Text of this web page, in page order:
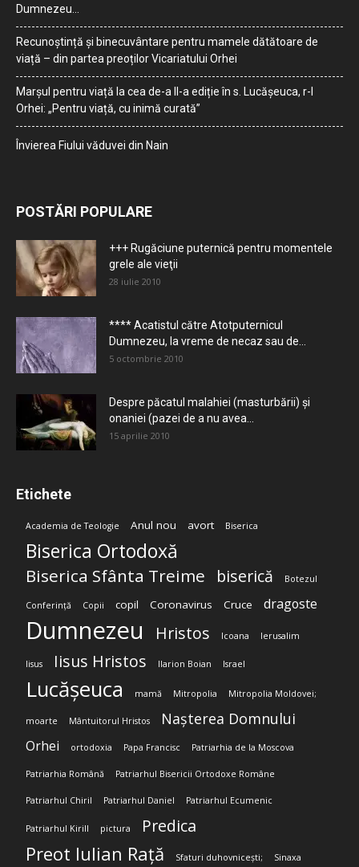
Dumnezeu…
Recunoștință și binecuvântare pentru mamele dătătoare de
viață – din partea preoților Vicariatului Orhei
Marșul pentru viață la cea de-a II-a ediție în s. Lucășeuca, r-l
Orhei: „Pentru viață, cu inimă curată”
Învierea Fiului văduvei din Nain
POSTĂRI POPULARE
+++ Rugăciune puternică pentru momentele
grele ale vieţii
28 iulie 2010
**** Acatistul către Atotputernicul
Dumnezeu, la vreme de necaz sau de...
5 octombrie 2010
Despre păcatul malahiei (masturbării) şi
onaniei (pazei de a nu avea...
15 aprilie 2010
Etichete
Academia de Teologie Anul nou avort Biserica
Biserica Ortodoxă
Biserica Sfânta Treime biserică Botezul
Conferință Copii copil Coronavirus Cruce dragoste
Dumnezeu Hristos Icoana Ierusalim
Iisus Iisus Hristos Ilarion Boian Israel
Lucășeuca mamă Mitropolia Mitropolia Moldovei;
moarte Mântuitorul Hristos Nașterea Domnului
Orhei ortodoxia Papa Francisc Patriarhia de la Moscova
Patriarhia Română Patriarhul Bisericii Ortodoxe Române
Patriarhul Chiril Patriarhul Daniel Patriarhul Ecumenic
Patriarhul Kirill pictura Predica
Preot Iulian Rață Sfaturi duhovnicești; Sinaxa